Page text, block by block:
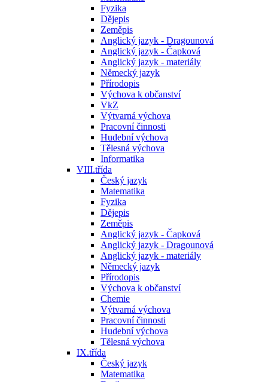
Fyzika
Dějepis
Zeměpis
Anglický jazyk - Dragounová
Anglický jazyk - Čapková
Anglický jazyk - materiály
Německý jazyk
Přírodopis
Výchova k občanství
VkZ
Výtvarná výchova
Pracovní činnosti
Hudební výchova
Tělesná výchova
Informatika
VIII.třída
Český jazyk
Matematika
Fyzika
Dějepis
Zeměpis
Anglický jazyk - Čapková
Anglický jazyk - Dragounová
Anglický jazyk - materiály
Německý jazyk
Přírodopis
Výchova k občanství
Chemie
Výtvarná výchova
Pracovní činnosti
Hudební výchova
Tělesná výchova
IX.třída
Český jazyk
Matematika